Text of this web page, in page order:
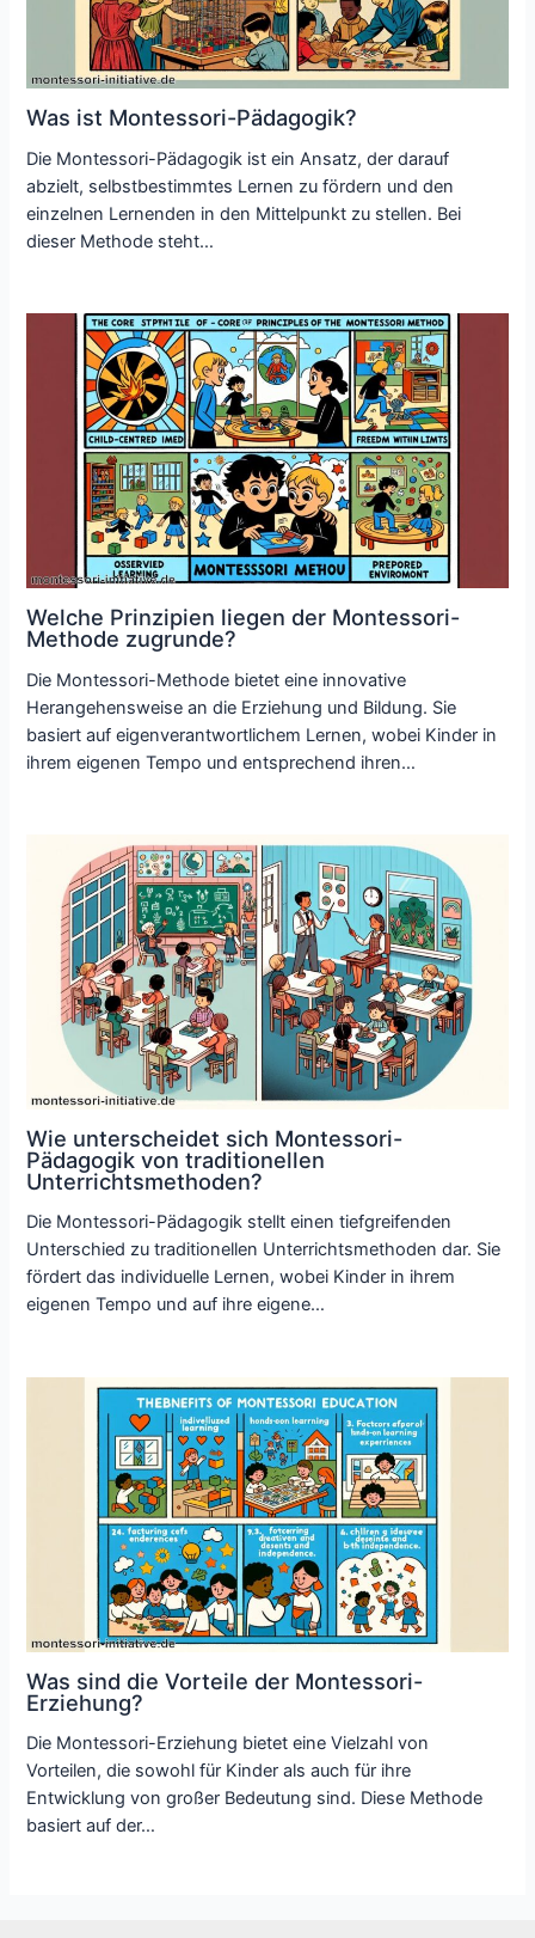
Was ist Montessori-Pädagogik?
Die Montessori-Pädagogik ist ein Ansatz, der darauf
abzielt, selbstbestimmtes Lernen zu fördern und den
einzelnen Lernenden in den Mittelpunkt zu stellen. Bei
dieser Methode steht…
Welche Prinzipien liegen der Montessori-
Methode zugrunde?
Die Montessori-Methode bietet eine innovative
Herangehensweise an die Erziehung und Bildung. Sie
basiert auf eigenverantwortlichem Lernen, wobei Kinder in
ihrem eigenen Tempo und entsprechend ihren…
Wie unterscheidet sich Montessori-
Pädagogik von traditionellen
Unterrichtsmethoden?
Die Montessori-Pädagogik stellt einen tiefgreifenden
Unterschied zu traditionellen Unterrichtsmethoden dar. Sie
fördert das individuelle Lernen, wobei Kinder in ihrem
eigenen Tempo und auf ihre eigene…
Was sind die Vorteile der Montessori-
Erziehung?
Die Montessori-Erziehung bietet eine Vielzahl von
Vorteilen, die sowohl für Kinder als auch für ihre
Entwicklung von großer Bedeutung sind. Diese Methode
basiert auf der…